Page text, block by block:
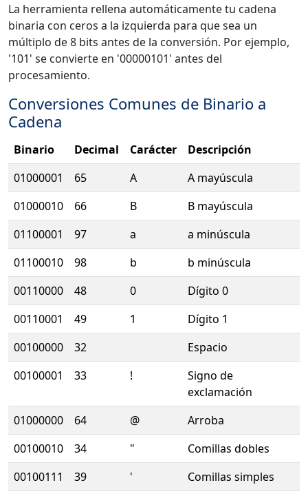
La herramienta rellena automáticamente tu cadena
binaria con ceros a la izquierda para que sea un
múltiplo de 8 bits antes de la conversión. Por ejemplo,
'101' se convierte en '00000101' antes del
procesamiento.
Conversiones Comunes de Binario a
Cadena
Binario Decimal Carácter
Descripción
01000001
65 A
A mayúscula
01000010
66 B
B mayúscula
01100001
97 a
a minúscula
01100010
98 b
b minúscula
00110000
48 0
Dígito 0
00110001
49 1
Dígito 1
00100000
32
Espacio
00100001
33 !
Signo de
exclamación
01000000
64 @
Arroba
00100010
34 "
Comillas dobles
00100111
39 '
Comillas simples